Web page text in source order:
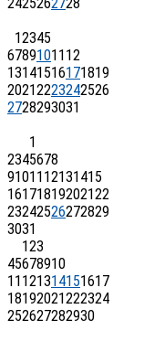
2425262728
12345
67891011 12
13141516171819
20212223242526
2728293031
1
2345678
91011 12131415
16171819202122
23242526272829
3031
123
45678910
11 121314151617
18192021222324
252627282930